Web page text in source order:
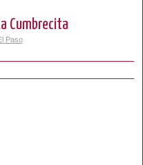
Cumbrecita
Paso